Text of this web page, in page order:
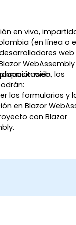
en vivo,
(en línea o
web
web.
capacitación, los
los formularios y
en Blazor
con Blazor
web.